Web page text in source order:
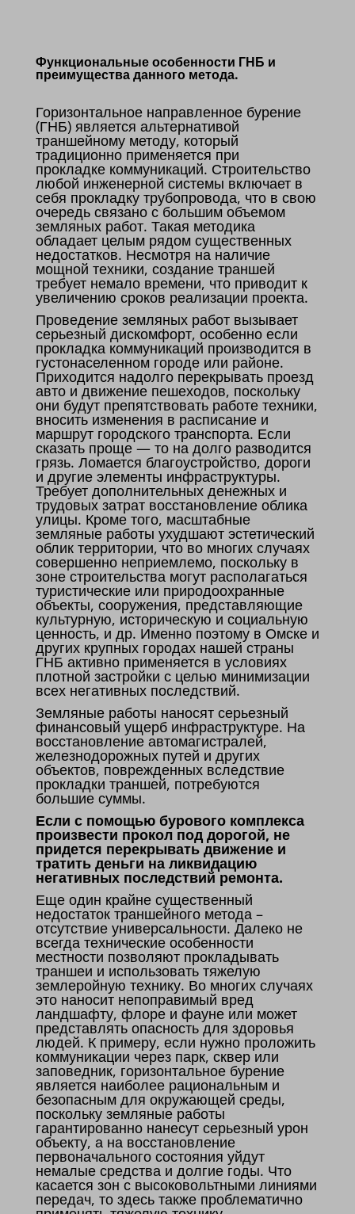
Функциональные особенности ГНБ и
преимущества данного метода.
Горизонтальное направленное бурение
(ГНБ) является альтернативой
траншейному методу, который
традиционно применяется при
прокладке коммуникаций. Строительство
любой инженерной системы включает в
себя прокладку трубопровода, что в свою
очередь связано с большим объемом
земляных работ. Такая методика
обладает целым рядом существенных
недостатков. Несмотря на наличие
мощной техники, создание траншей
требует немало времени, что приводит к
увеличению сроков реализации проекта.
Проведение земляных работ вызывает
серьезный дискомфорт, особенно если
прокладка коммуникаций производится в
густонаселенном городе или районе.
Приходится надолго перекрывать проезд
авто и движение пешеходов, поскольку
они будут препятствовать работе техники,
вносить изменения в расписание и
маршрут городского транспорта. Если
сказать проще — то на долго разводится
грязь. Ломается благоустройство, дороги
и другие элементы инфраструктуры.
Требует дополнительных денежных и
трудовых затрат восстановление облика
улицы. Кроме того, масштабные
земляные работы ухудшают эстетический
облик территории, что во многих случаях
совершенно неприемлемо, поскольку в
зоне строительства могут располагаться
туристические или природоохранные
объекты, сооружения, представляющие
культурную, историческую и социальную
ценность, и др. Именно поэтому в Омске и
других крупных городах нашей страны
ГНБ активно применяется в условиях
плотной застройки с целью минимизации
всех негативных последствий.
Земляные работы наносят серьезный
финансовый ущерб инфраструктуре. На
восстановление автомагистралей,
железнодорожных путей и других
объектов, поврежденных вследствие
прокладки траншей, потребуются
большие суммы.
Если с помощью бурового комплекса
произвести прокол под дорогой, не
придется перекрывать движение и
тратить деньги на ликвидацию
негативных последствий ремонта.
Еще один крайне существенный
недостаток траншейного метода –
отсутствие универсальности. Далеко не
всегда технические особенности
местности позволяют прокладывать
траншеи и использовать тяжелую
землеройную технику. Во многих случаях
это наносит непоправимый вред
ландшафту, флоре и фауне или может
представлять опасность для здоровья
людей. К примеру, если нужно проложить
коммуникации через парк, сквер или
заповедник, горизонтальное бурение
является наиболее рациональным и
безопасным для окружающей среды,
поскольку земляные работы
гарантированно нанесут серьезный урон
объекту, а на восстановление
первоначального состояния уйдут
немалые средства и долгие годы. Что
касается зон с высоковольтными линиями
передач, то здесь также проблематично